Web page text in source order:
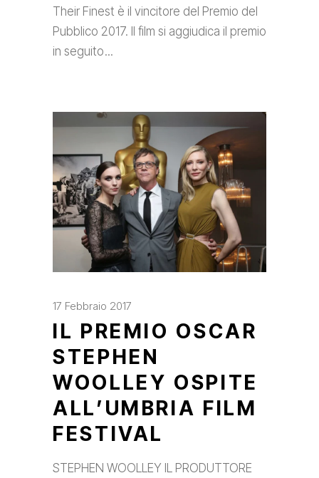
Their Finest è il vincitore del Premio del
Pubblico 2017. Il film si aggiudica il premio
in seguito
17 Febbraio 2017
IL PREMIO OSCAR
STEPHEN
WOOLLEY OSPITE
ALL’UMBRIA FILM
FESTIVAL
STEPHEN WOOLLEY IL PRODUTTORE